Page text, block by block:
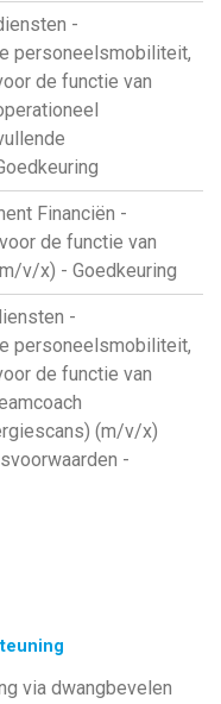
-
personeelsmobiliteit,
de functie van
Financiën -
de functie van
v/x) - Goedkeuring
-
personeelsmobiliteit,
de functie van
(m/v/x)
-
via dwangbevelen